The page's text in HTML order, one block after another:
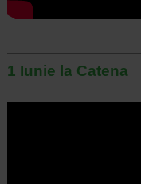
1 Iunie la Catena